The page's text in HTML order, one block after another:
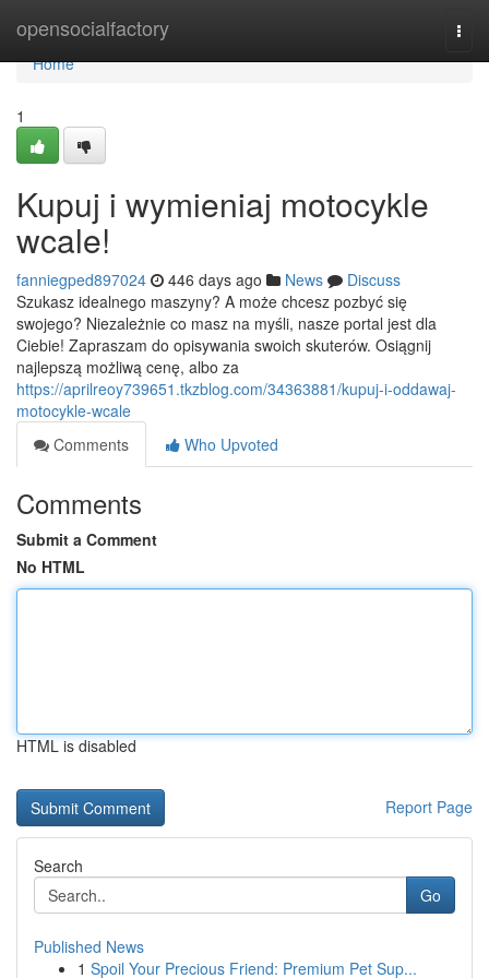
opensocialfactory
Home
Home
1
Kupuj i wymieniaj motocykle
wcale!
fanniegped897024 446 days ago News
Discuss
Szukasz idealnego maszyny? A może chcesz pozbyć się
swojego? Niezależnie co masz na myśli, nasze portal jest dla
Ciebie! Zapraszam do opisywania swoich skuterów. Osiągnij
najlepszą możliwą cenę, albo za
https://aprilreoy739651.tkzblog.com/34363881/kupuj-i-oddawaj-
motocykle-wcale
Comments
Who Upvoted
Comments
Submit a Comment
No HTML
HTML is disabled
Report Page
Search
Go
Published News
1 Spoil Your Precious Friend: Premium Pet Sup...